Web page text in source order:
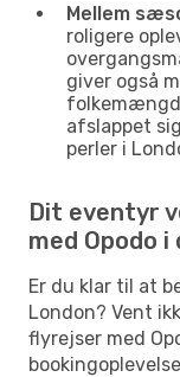
Mellem
roligere
giver også
afslappet
perler i
Dit eventyr
med Opodo i
Er du klar til at
London? Vent
flyrejser med